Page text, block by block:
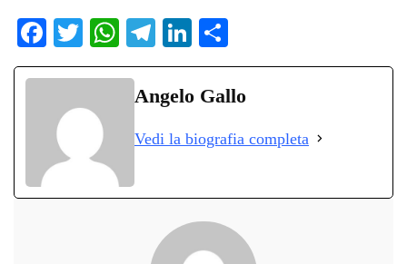
Fa
ce
ok
T
wi
r
W
ha
ts
pp
Te
le
gr
m
Li
nk
ed
on
di
di
Angelo Gallo
Vedi la biografia completa